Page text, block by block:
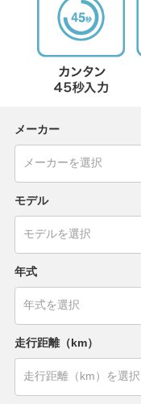
メーカー
モデル
年式
走行距離（km）